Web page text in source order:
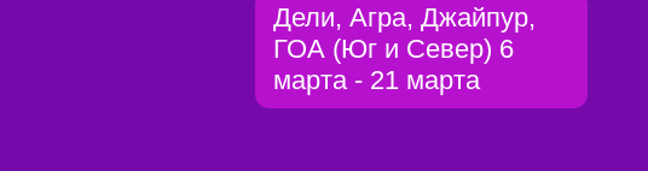
Дели, Агра, Джайпур,
ГОА (Юг и Север) 6
марта - 21 марта